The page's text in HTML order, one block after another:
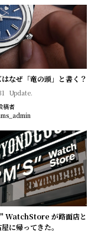
はなぜ「竜の頭」と書く？
Update.
稿者
WatchStore が路面店と
に帰ってきた。